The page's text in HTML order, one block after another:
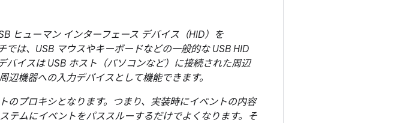
ヒューマン インターフェース デバイス（HID）を
は、USB マウスやキーボードなどの一般的な USB HID
バイスは USB ホスト（パソコンなど）に接続された周辺
辺機器への入力デバイスとして機能できます。
のプロキシとなります。つまり、実装時にイベントの内容
テムにイベントをパススルーするだけでよくなります。そ